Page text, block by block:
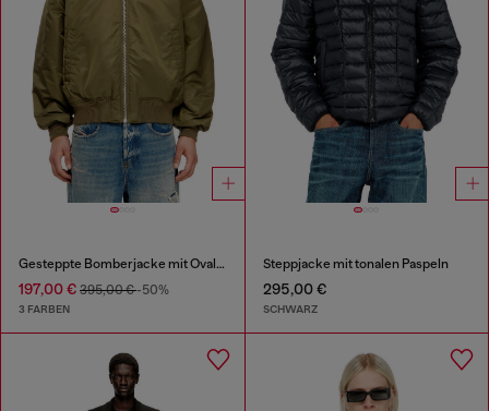
Gesteppte Bomberjacke mit Oval-D-Stickerei
197,00 € 395,00 €-50%
3 FARBEN
Steppjacke mit tonalen Paspeln
295,00 €
SCHWARZ